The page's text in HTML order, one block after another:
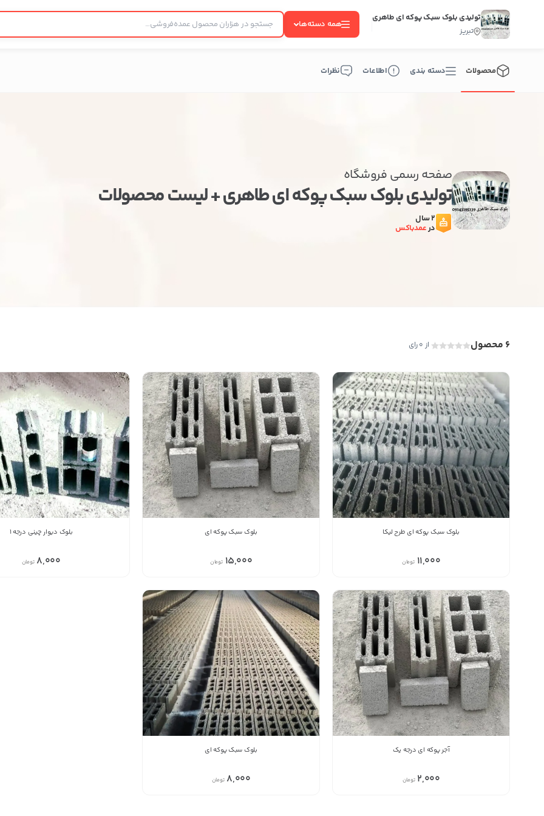
تولیدی بلوک سبک پوکه ای طاهری
تبریز
همه دسته‌ها
محصولات دسته بندی اطلاعات نظرات
صفحه رسمی فروشگاه
تولیدی بلوک سبک پوکه ای طاهری + لیست محصولات
2 سال
درعمدباکس
6 محصول از 0 رای
بلوک سبک پوکه ای طرح لیکا
11,000 تومان
بلوک سبک پوکه ای
15,000 تومان
بلوک دیوار چینی درجه ۱
8,000 تومان
آجر پوکه ای درجه یک
2,000 تومان
بلوک سبک پوکه ای
8,000 تومان
تولیدی بلوک سبک پوکه ای طاهری
شماره تماس کپی 09148900175
راه های دیگر ارتباطی
پیج اینستاگرام
تلفن ثابت
پیام در تلگرام
کانال تلگرام
پیام در واتس‌اپ
بدیهی است عمدباکس هیچ نوع مسئولیتی در قبال نداشته
و صحت موارد ذکر شده بر عهده فرد آگهی دهنده می باشد.